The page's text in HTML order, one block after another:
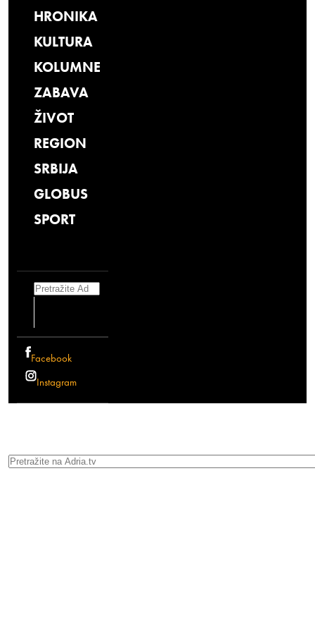
HRONIKA
KULTURA
KOLUMNE
ZABAVA
ŽIVOT
REGION
SRBIJA
GLOBUS
SPORT
Search
Facebook
Instagram
Search